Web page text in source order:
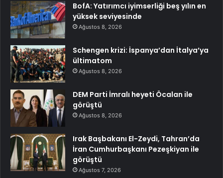
BofA: Yatırımcı iyimserliği beş yılın en
yüksek seviyesinde
Ağustos 8, 2026
Schengen krizi: İspanya’dan İtalya’ya
ültimatom
Ağustos 8, 2026
DEM Parti İmralı heyeti Öcalan ile
görüştü
Ağustos 8, 2026
Irak Başbakanı El-Zeydi, Tahran’da
İran Cumhurbaşkanı Pezeşkiyan ile
görüştü
Ağustos 7, 2026